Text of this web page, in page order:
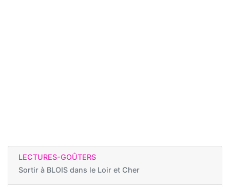
LECTURES-GOÛTERS
Sortir à BLOIS dans le Loir et Cher